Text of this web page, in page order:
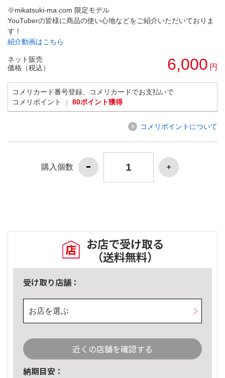
※mikatsuki-ma.com 限定モデル
YouTuberの皆様に商品の使い心地などをご紹介いただいておりま
す！
紹介動画はこちら
ネット販売
価格（税込）
6,000 円
コメリカード番号登録、コメリカードでお支払いで
コメリポイント ： 80ポイント獲得
コメリポイントについて
購入個数
お店で受け取る
（送料無料）
受け取り店舗：
お店を選ぶ
近くの店舗を確認する
納期目安：